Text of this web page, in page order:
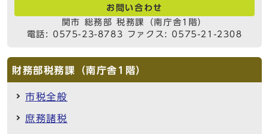
お問い合わせ
関市 総務部 税務課（南庁舎1階）
電話: 0575-23-8783 ファクス: 0575-21-2308
財務部税務課（南庁舎1階）
市税全般
庶務諸税